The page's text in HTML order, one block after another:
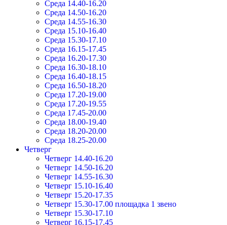
Среда 14.40-16.20
Среда 14.50-16.20
Среда 14.55-16.30
Среда 15.10-16.40
Среда 15.30-17.10
Среда 16.15-17.45
Среда 16.20-17.30
Среда 16.30-18.10
Среда 16.40-18.15
Среда 16.50-18.20
Среда 17.20-19.00
Среда 17.20-19.55
Среда 17.45-20.00
Среда 18.00-19.40
Среда 18.20-20.00
Среда 18.25-20.00
Четверг
Четверг 14.40-16.20
Четверг 14.50-16.20
Четверг 14.55-16.30
Четверг 15.10-16.40
Четверг 15.20-17.35
Четверг 15.30-17.00 площадка 1 звено
Четверг 15.30-17.10
Четверг 16.15-17.45